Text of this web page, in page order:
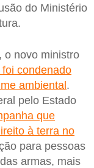
do Ministério
o novo ministro
foi condenado
ambiental.
pelo Estado
que
à terra no
para pessoas
armas, mais